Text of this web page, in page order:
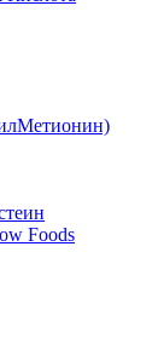
Foods